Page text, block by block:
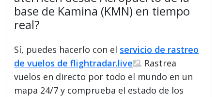
base de Kamina (KMN) en tiempo
real?
Sí, puedes hacerlo con el servicio de rastreo
de vuelos de flightradar.live
. Rastrea
vuelos en directo por todo el mundo en un
mapa 24/7 y comprueba el estado de los